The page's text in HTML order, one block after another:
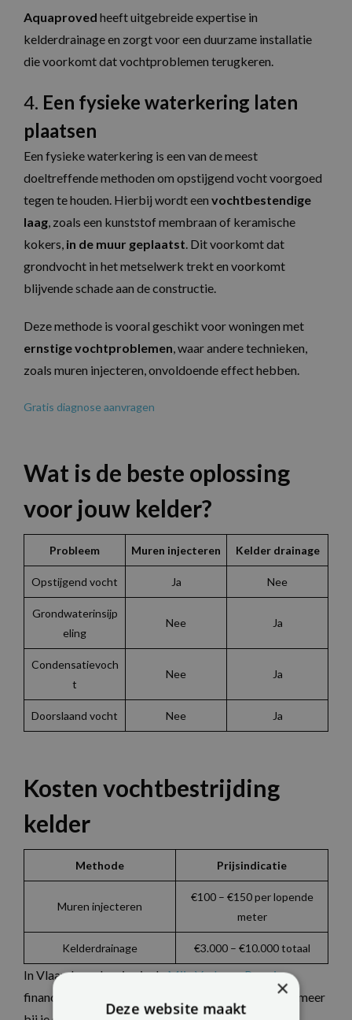
Aquaproved heeft uitgebreide expertise in
kelderdrainage en zorgt voor een duurzame installatie
die voorkomt dat vochtproblemen terugkeren.
4. Een fysieke waterkering laten
plaatsen
Een fysieke waterkering is een van de meest
doeltreffende methoden om opstijgend vocht voorgoed
tegen te houden. Hierbij wordt een vochtbestendige
laag, zoals een kunststof membraan of keramische
kokers, in de muur geplaatst. Dit voorkomt dat
grondvocht in het metselwerk trekt en voorkomt
blijvende schade aan de constructie.
Deze methode is vooral geschikt voor woningen met
ernstige vochtproblemen, waar andere technieken,
zoals muren injecteren, onvoldoende effect hebben.
Gratis diagnose aanvragen
Wat is de beste oplossing
voor jouw kelder?
Probleem Muren injecteren Kelder drainage
Opstijgend vocht Ja Nee
Grondwaterinsijp
eling
Nee Ja
Condensatievoch
t
Nee Ja
Doorslaand vocht Nee Ja
Kosten vochtbestrijding
kelder
Methode Prijsindicatie
Muren injecteren
€100 – €150 per lopende
meter
Kelderdrainage €3.000 – €10.000 totaal
In Vlaanderen kun je via deMijn VerbouwPremie
financiële steun krijgen voor vochtbestrijding. Informeer
×
Deze website maakt